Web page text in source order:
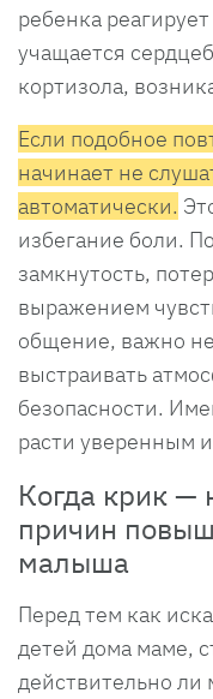
ребенка
учащается
кортизола,
Если подобное
начинает не
автоматически.
избегание боли.
замкнутость,
выражением
общение, важно
выстраивать
безопасности.
расти уверенным
Когда крик —
причин
малыша
Перед тем как
детей дома маме,
действительно ли